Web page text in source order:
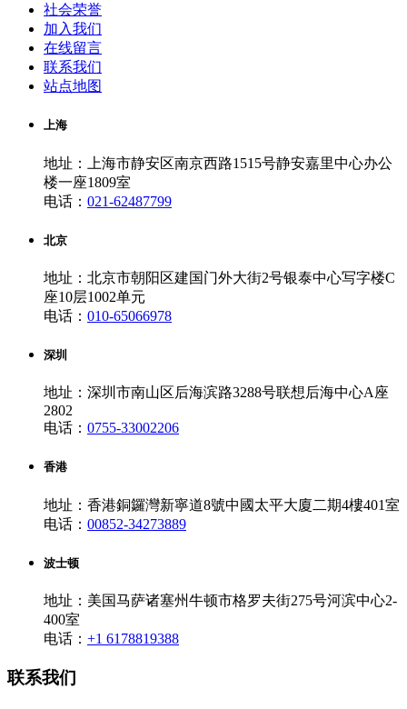
社会荣誉
加入我们
在线留言
联系我们
站点地图
上海
地址：上海市静安区南京西路1515号静安嘉里中心办公
楼一座1809室
电话： 021-62487799
北京
地址：北京市朝阳区建国门外大街2号银泰中心写字楼C
座10层1002单元
电话： 010-65066978
深圳
地址：深圳市南山区后海滨路3288号联想后海中心A座
2802
电话： 0755-33002206
香港
地址：香港銅鑼灣新寧道8號中國太平大廈二期4樓401室
电话： 00852-34273889
波士顿
地址：美国马萨诸塞州牛顿市格罗夫街275号河滨中心2-
400室
电话： +1 6178819388
联系我们